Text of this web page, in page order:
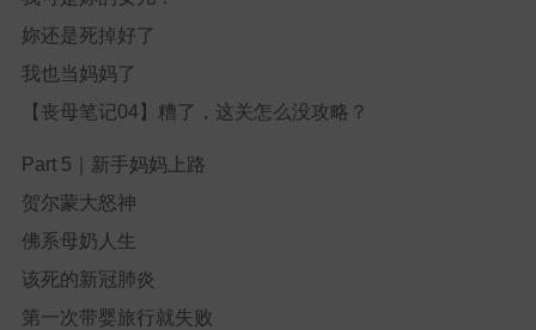
妳还是死掉好了
我也当妈妈了
【丧母笔记04】糟了，这关怎么没攻略？
Part 5 ｜新手妈妈上路
贺尔蒙大怒神
佛系母奶人生
该死的新冠肺炎
第一次带婴旅行就失败